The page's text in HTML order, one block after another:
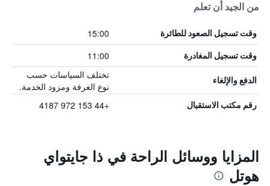
من الجيد أن تعلم
وقت تسجيل الصعود للطائرة 15:00
وقت تسجيل المغادرة 11:00
الدفع والإلغاء
تختلف السياسات حسب
نوع الغرفة ومزود الخدمة.
رقم مكتب الاستقبال +44 153 972 4187
المزايا ووسائل الراحة في ذا جايتواي
هوتل